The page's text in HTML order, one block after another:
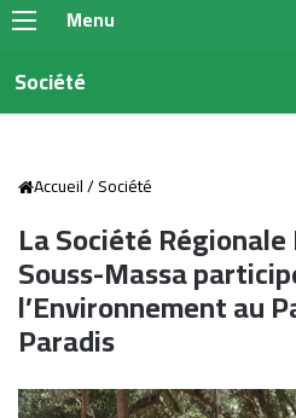
Menu
Société
Accueil/Société
La Société
Souss-Massa
l’Environnement au
Paradis